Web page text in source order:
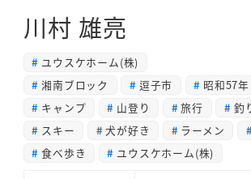
川村 雄亮
ユウスケホーム(株)
湘南ブロック
逗子市 昭和57年
キャンプ
山登り 旅行 釣
スキー
犬が好き ラーメン
食べ歩き
ユウスケホーム(株)